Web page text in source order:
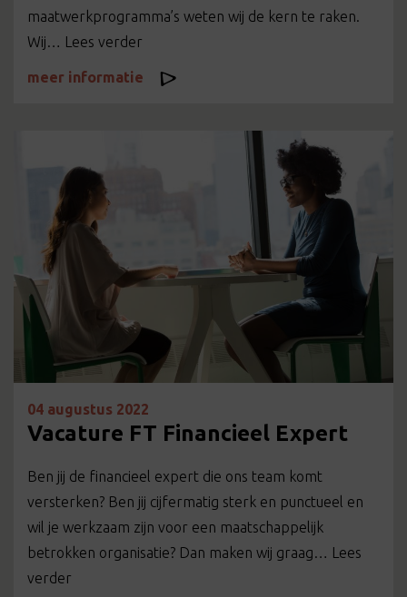
maatwerkprogramma’s weten wij de kern te raken.
Wij… Lees verder
meer informatie
04 augustus 2022
Vacature FT Financieel Expert
Ben jij de financieel expert die ons team komt
versterken? Ben jij cijfermatig sterk en punctueel en
wil je werkzaam zijn voor een maatschappelijk
betrokken organisatie? Dan maken wij graag… Lees
verder